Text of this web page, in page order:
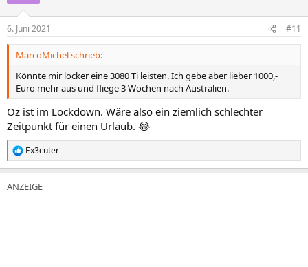
e
n
6. Juni 2021 #11
MarcoMichel schrieb:
Könnte mir locker eine 3080 Ti leisten. Ich gebe aber lieber 1000,-
Euro mehr aus und fliege 3 Wochen nach Australien.
Oz ist im Lockdown. Wäre also ein ziemlich schlechter
Zeitpunkt für einen Urlaub. 😂
R
e
a
k
t
Ex3cuter